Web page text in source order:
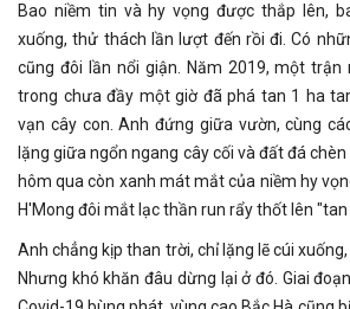
Bao niềm tin và hy vọng được thắp lên,
xuống, thử thách lần lượt đến rồi đi. Có
cũng đôi lần nổi giận. Năm 2019, một
trong chưa đầy một giờ đã phá tan 1 ha
vạn cây con. Anh đứng giữa vườn, cùng
lặng giữa ngổn ngang cây cối và đất đá
hôm qua còn xanh mát mắt của niềm hy
H'Mong đôi mắt lạc thần run rẩy thốt lên "tan
Anh chẳng kịp than trời, chỉ lặng lẽ cúi
Nhưng khó khăn đâu dừng lại ở đó. Giai